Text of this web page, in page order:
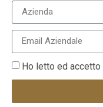
21 Gennaio 2021
Ho letto ed accetto